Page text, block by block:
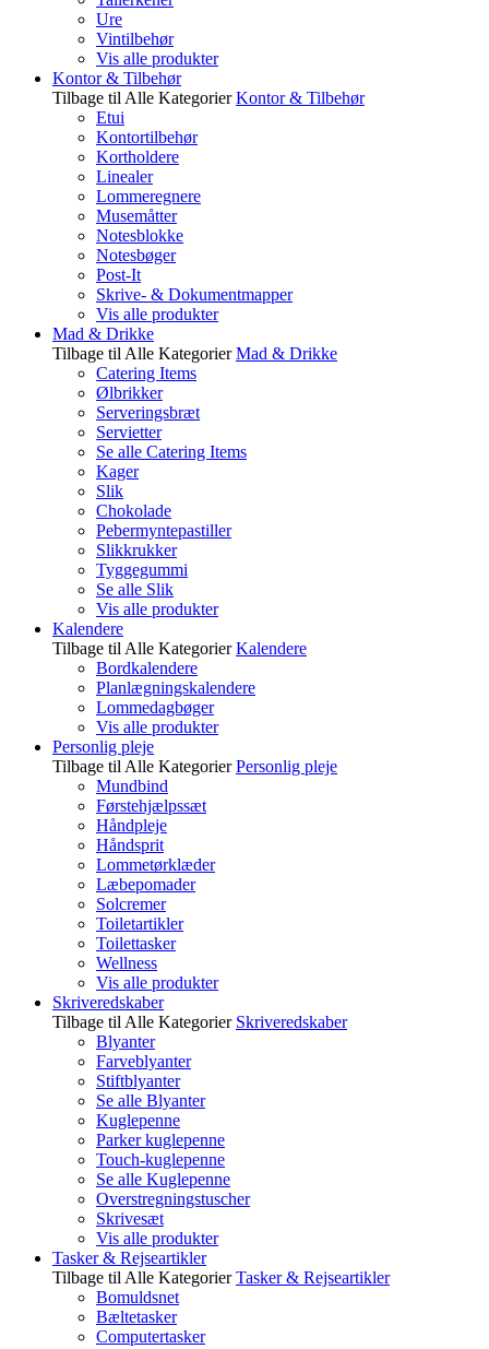
Ure
Vintilbehør
Vis alle produkter
Kontor & Tilbehør
Tilbage til Alle Kategorier Kontor & Tilbehør
Etui
Kontortilbehør
Kortholdere
Linealer
Lommeregnere
Musemåtter
Notesblokke
Notesbøger
Post-It
Skrive- & Dokumentmapper
Vis alle produkter
Mad & Drikke
Tilbage til Alle Kategorier Mad & Drikke
Catering Items
Ølbrikker
Serveringsbræt
Servietter
Se alle Catering Items
Kager
Slik
Chokolade
Pebermyntepastiller
Slikkrukker
Tyggegummi
Se alle Slik
Vis alle produkter
Kalendere
Tilbage til Alle Kategorier Kalendere
Bordkalendere
Planlægningskalendere
Lommedagbøger
Vis alle produkter
Personlig pleje
Tilbage til Alle Kategorier Personlig pleje
Mundbind
Førstehjælpssæt
Håndpleje
Håndsprit
Lommetørklæder
Læbepomader
Solcremer
Toiletartikler
Toilettasker
Wellness
Vis alle produkter
Skriveredskaber
Tilbage til Alle Kategorier Skriveredskaber
Blyanter
Farveblyanter
Stiftblyanter
Se alle Blyanter
Kuglepenne
Parker kuglepenne
Touch-kuglepenne
Se alle Kuglepenne
Overstregningstuscher
Skrivesæt
Vis alle produkter
Tasker & Rejseartikler
Tilbage til Alle Kategorier Tasker & Rejseartikler
Bomuldsnet
Bæltetasker
Computertasker